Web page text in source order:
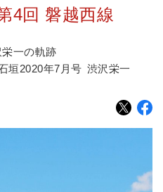
4回 磐越西線
一の軌跡
垣2020年7月号 渋沢栄一